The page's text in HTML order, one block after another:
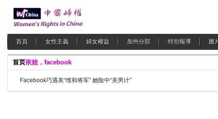
首頁 女性主義 婦女權益 加州分部 特別報導 圖
首页依娃，facebook
Facebook巧遇美“维和将军” 她险中“美男计”